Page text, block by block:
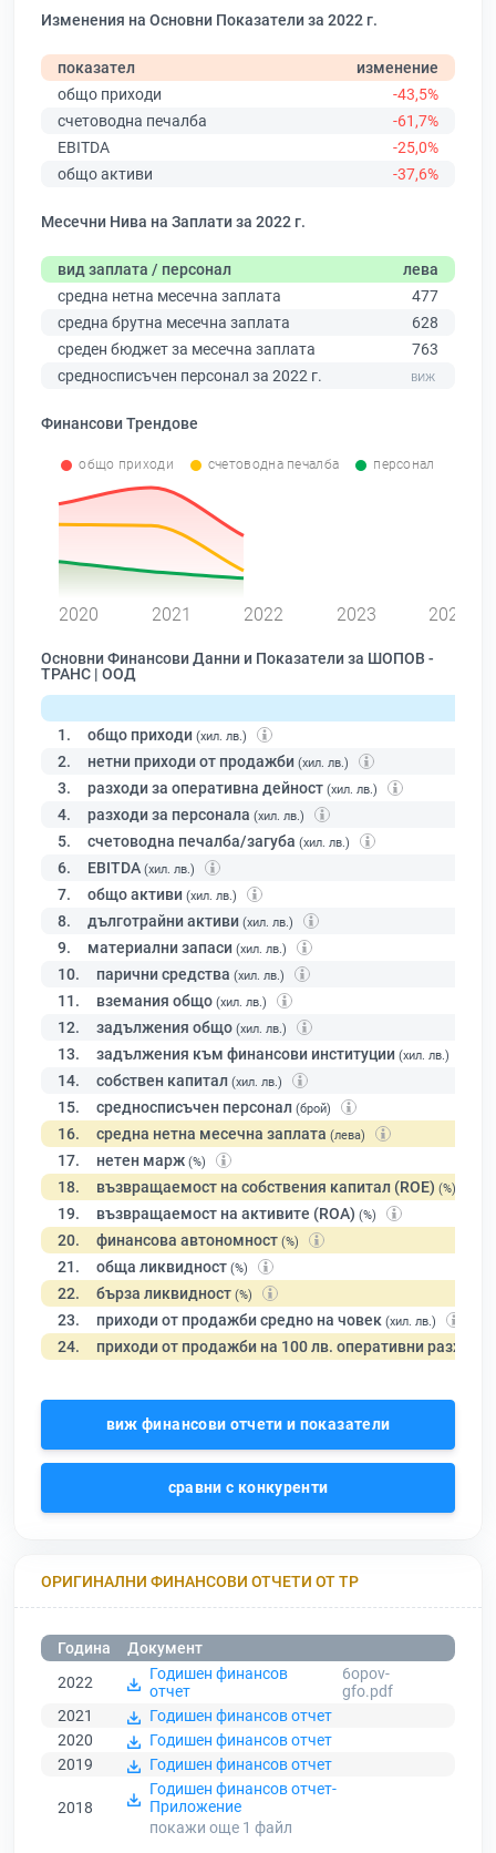
Изменения на Основни Показатели за 2022 г.
показател
изменение
общо приходи
-43,5%
счетоводна печалба
-61,7%
EBITDA
-25,0%
общо активи
-37,6%
Месечни Нива на Заплати за 2022 г.
вид заплата / персонал
лева
средна нетна месечна заплата
477
средна брутна месечна заплата
628
среден бюджет за месечна заплата
763
средносписъчен персонал за 2022 г.
Финансови Трендове
общо приходи счетоводна печалба персонал
2020 2021 2022 2023 2024
Основни Финансови Данни и Показатели за ШОПОВ -
ТРАНС | ООД
1. общо приходи (хил. лв.)
2. нетни приходи от продажби (хил. лв.)
3. разходи за оперативна дейност (хил. лв.)
4. разходи за персонала (хил. лв.)
5. счетоводна печалба/загуба (хил. лв.)
6. EBITDA (хил. лв.)
7. общо активи (хил. лв.)
8. дълготрайни активи (хил. лв.)
9. материални запаси (хил. лв.)
10. парични средства (хил. лв.)
11. вземания общо (хил. лв.)
12. задължения общо (хил. лв.)
13. задължения към финансови институции (хил. лв.)
14. собствен капитал (хил. лв.)
15. средносписъчен персонал (брой)
16. средна нетна месечна заплата (лева)
17. нетен марж (%)
18. възвращаемост на собствения капитал (ROE) (%)
19. възвращаемост на активите (ROA) (%)
20. финансова автономност (%)
21. обща ликвидност (%)
22. бърза ликвидност (%)
23. приходи от продажби средно на човек (хил. лв.)
24. приходи от продажби на 100 лв. оперативни разходи
виж финансови отчети и показатели
сравни с конкуренти
ОРИГИНАЛНИ ФИНАНСОВИ ОТЧЕТИ ОТ ТР
Година
Документ
2022
Годишен финансов
отчет
6opov-
gfo.pdf
2021
Годишен финансов отчет
2020
Годишен финансов отчет
2019
Годишен финансов отчет
2018
Годишен финансов отчет-
Приложение
покажи още 1 файл